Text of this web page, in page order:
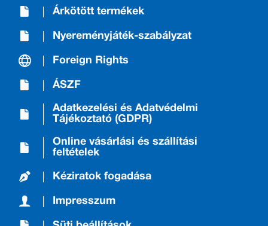
Árkötött termékek
Nyereményjáték-szabályzat
Foreign Rights
ÁSZF
Adatkezelési és Adatvédelmi
Tájékoztató (GDPR)
Online vásárlási és szállítási
feltételek
Kéziratok fogadása
Impresszum